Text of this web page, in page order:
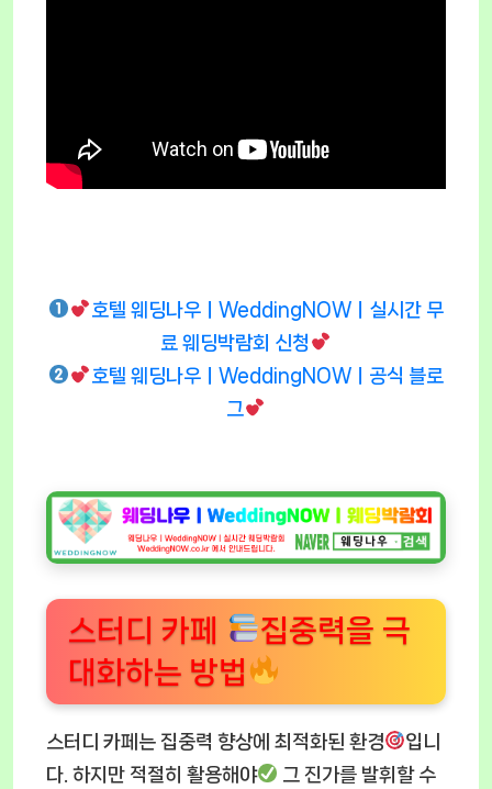
호텔 웨딩나우ㅣWeddingNOWㅣ실시간 무
료 웨딩박람회 신청
호텔 웨딩나우ㅣWeddingNOWㅣ공식 블로
그
스터디 카페
집중력을 극
대화하는 방법
스터디 카페는 집중력 향상에 최적화된 환경
입니
다. 하지만 적절히 활용해야
그 진가를 발휘할 수